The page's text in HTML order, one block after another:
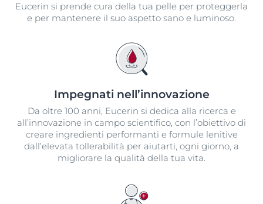
Eucerin si prende cura della tua pelle per proteggerla
e per mantenere il suo aspetto sano e luminoso.
Impegnati nell’innovazione​
Da oltre 100 anni, Eucerin si dedica alla ricerca e
all’innovazione in campo scientifico, con l’obiettivo di
creare ingredienti performanti e formule lenitive
dall’elevata tollerabilità per aiutarti, ogni giorno, a
migliorare la qualità della tua vita.